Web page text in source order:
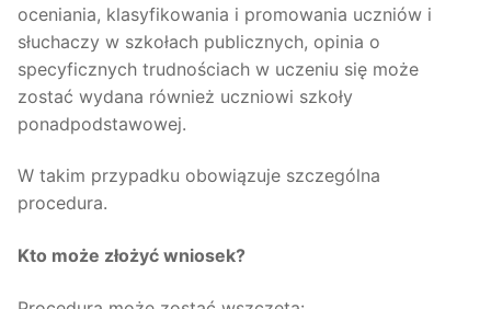
oceniania, klasyfikowania i promowania uczniów i
słuchaczy w szkołach publicznych, opinia o
specyficznych trudnościach w uczeniu się może
zostać wydana również uczniowi szkoły
ponadpodstawowej.
W takim przypadku obowiązuje szczególna
procedura.
Kto może złożyć wniosek?